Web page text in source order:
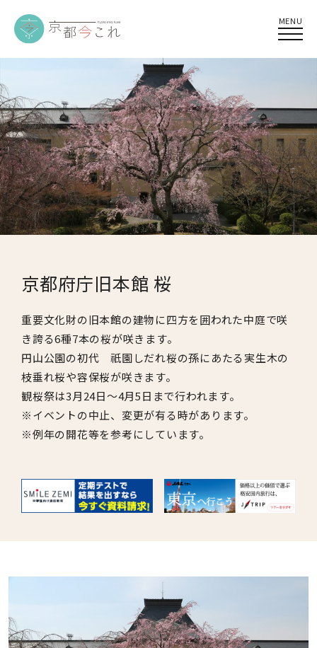
MENU
京都府庁旧本館 桜
重要文化財の旧本館の建物に四方を囲われた中庭で咲
き誇る6種7本の桜が咲きます。
円山公園の初代 祇園しだれ桜の孫にあたる実生木の
枝垂れ桜や容保桜が咲きます。
観桜祭は3月24日～4月5日まで行われます。
※イベントの中止、変更が有る時があります。
※例年の開花等を参考にしています。